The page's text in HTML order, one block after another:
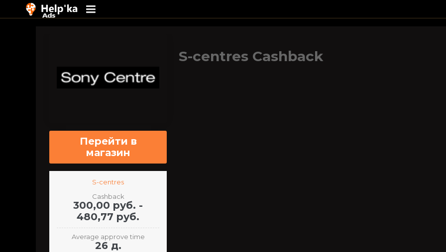
Перейти в
магазин
S-centres
Cashback
300,00 руб. -
480,77 руб.
Average approve time
26 д.
S-centres Cashback